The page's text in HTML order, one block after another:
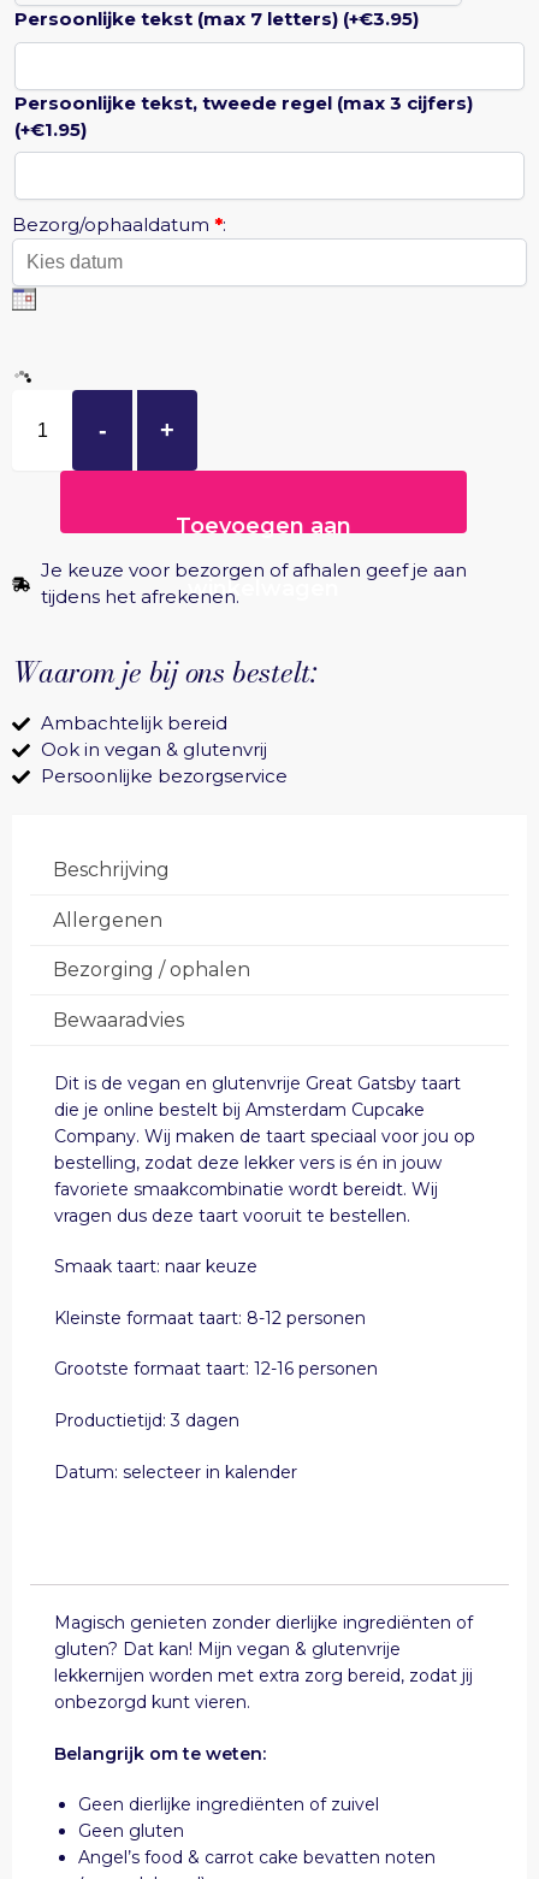
Persoonlijke tekst (max 7 letters) (+€3.95)
Persoonlijke tekst, tweede regel (max 3 cijfers)
(+€1.95)
Bezorg/ophaaldatum *:
- +
Toevoegen aan
winkelwagen
Je keuze voor bezorgen of afhalen geef je aan
tijdens het afrekenen.
Waarom je bij ons bestelt:
Ambachtelijk bereid
Ook in vegan & glutenvrij
Persoonlijke bezorgservice
Beschrijving
Allergenen
Bezorging / ophalen
Bewaaradvies
Dit is de vegan en glutenvrije Great Gatsby taart
die je online bestelt bij Amsterdam Cupcake
Company. Wij maken de taart speciaal voor jou op
bestelling, zodat deze lekker vers is én in jouw
favoriete smaakcombinatie wordt bereidt. Wij
vragen dus deze taart vooruit te bestellen.
Smaak taart: naar keuze
Kleinste formaat taart: 8-12 personen
Grootste formaat taart: 12-16 personen
Productietijd: 3 dagen
Datum: selecteer in kalender
Magisch genieten zonder dierlijke ingrediënten of
gluten? Dat kan! Mijn vegan & glutenvrije
lekkernijen worden met extra zorg bereid, zodat jij
onbezorgd kunt vieren.
Belangrijk om te weten:
Geen dierlijke ingrediënten of zuivel
Geen gluten
Angel’s food & carrot cake bevatten noten